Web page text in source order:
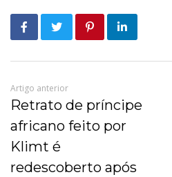
Artigo anterior
Retrato de príncipe
africano feito por
Klimt é
redescoberto após